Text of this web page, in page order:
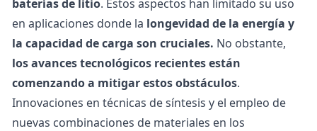
baterías de litio. Estos aspectos han limitado su uso
en aplicaciones donde la longevidad de la energía y
la capacidad de carga son cruciales. No obstante,
los avances tecnológicos recientes están
comenzando a mitigar estos obstáculos.
Innovaciones en técnicas de síntesis y el empleo de
nuevas combinaciones de materiales en los